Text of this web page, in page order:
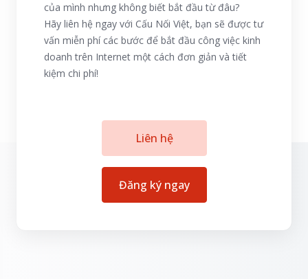
của mình nhưng không biết bắt đầu từ đâu?
Hãy liên hệ ngay với Cấu Nối Việt, bạn sẽ được tư
vấn miễn phí các bước để bắt đầu công việc kinh
doanh trên Internet một cách đơn giản và tiết
kiệm chi phí!
Đăng ký ngay
Liên hệ